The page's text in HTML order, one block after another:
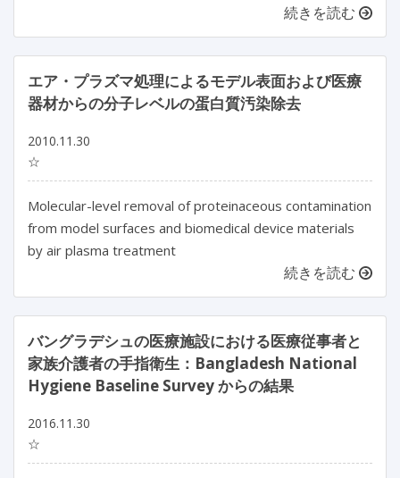
続きを読む
エア・プラズマ処理によるモデル表面および医療
器材からの分子レベルの蛋白質汚染除去
2010.11.30
☆
Molecular-level removal of proteinaceous contamination
from model surfaces and biomedical device materials
by air plasma treatment
続きを読む
バングラデシュの医療施設における医療従事者と
家族介護者の手指衛生：Bangladesh National
Hygiene Baseline Survey からの結果
2016.11.30
☆